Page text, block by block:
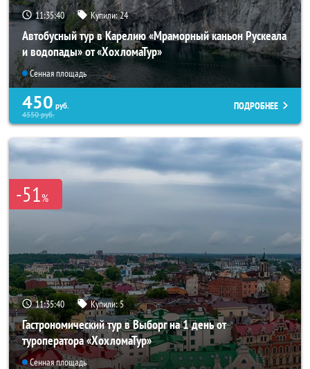
11:35:38 Купили:24
Автобусный тур в Карелию «Мраморный каньон Рускеала
и водопады» от «ХохломаТур»
Сенная площадь
450 руб.
4550руб.
ПОДРОБНЕЕ
-51%
11:35:38 Купили:5
Гастрономический тур в Выборг на 1 день от
туроператора «ХохломаТур»
Сенная площадь